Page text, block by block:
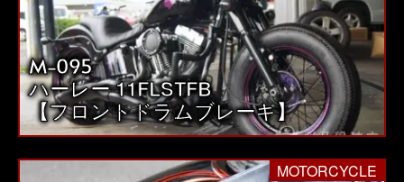
M-095
ハーレー 11FLSTFB
【フロントドラムブレーキ】
MOTORCYCLE